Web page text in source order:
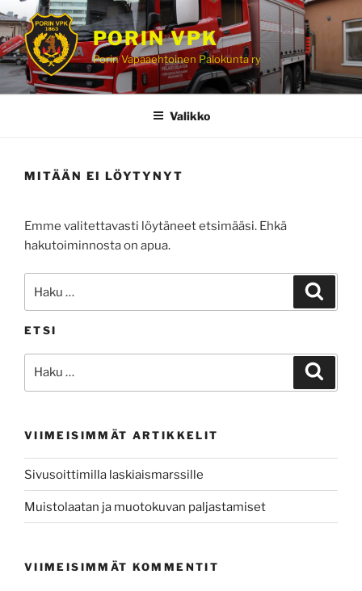
Siirry
sisältöön
PORIN VPK
Porin Vapaaehtoinen Palokunta ry
Valikko
MITÄÄN EI LÖYTYNYT
Emme valitettavasti löytäneet etsimääsi. Ehkä
hakutoiminnosta on apua.
ETSI
VIIMEISIMMÄT ARTIKKELIT
Sivusoittimilla laskiaismarssille
Muistolaatan ja muotokuvan paljastamiset
VIIMEISIMMÄT KOMMENTIT